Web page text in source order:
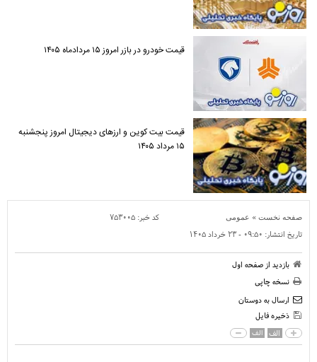
قیمت خودرو در بازر امروز ۱۵ مردادماه ۱۴۰۵
قیمت بیت کوین و ارز‌های دیجیتال امروز پنجشنبه
۱۵ مرداد ۱۴۰۵
صفحه نخست » عمومی کد خبر: ۷۵۳۰۰۵
تاریخ انتشار: ۰۹:۵۰ - ۲۳ خرداد ۱۴۰۵
بازدید از صفحه اول
نسخه چاپی
ارسال به دوستان
ذخیره فایل
الف الف